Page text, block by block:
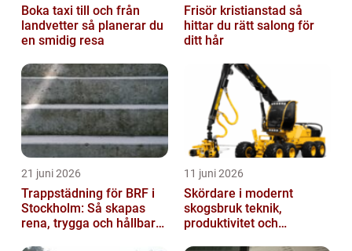
Boka taxi till och från
landvetter så planerar du
en smidig resa
Frisör kristianstad så
hittar du rätt salong för
ditt hår
21 juni 2026
Trappstädning för BRF i
Stockholm: Så skapas
rena, trygga och hållbara
11 juni 2026
Skördare i modernt
skogsbruk teknik,
produktivitet och